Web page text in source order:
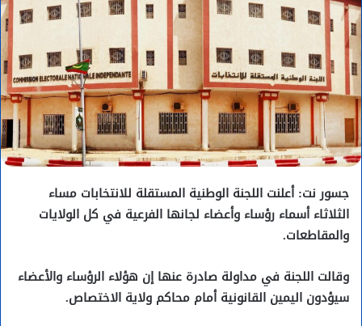
جسور نت: أعلنت اللجنة الوطنية المستقلة للانتخابات مساء
الثلاثاء أسماء رؤساء وأعضاء لجانها الفرعية في كل الولايات
والمقاطعات.
وقالت اللجنة في مداولة صادرة عنها إن هؤلاء الرؤساء والأعضاء
سيؤدون اليمين القانونية أمام محاكم ولاية الاختصاص.